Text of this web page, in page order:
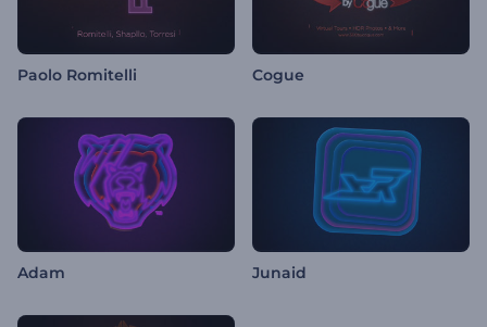
Paolo Romitelli Cogue
Adam Junaid